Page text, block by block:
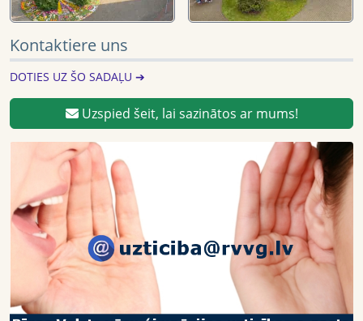
Kontaktiere uns
DOTIES UZ ŠO SADAĻU ➔
Uzspied šeit, lai sazinātos ar mums!